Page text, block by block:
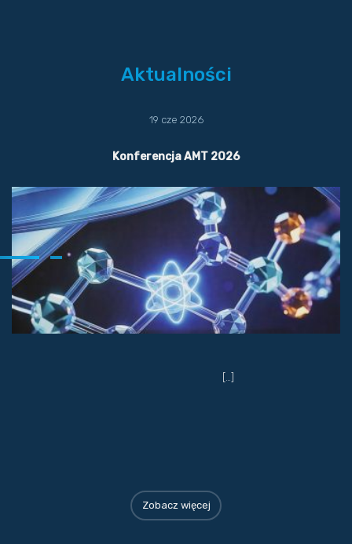
Aktualności
19 cze 2026
Konferencja AMT 2026
[…]
Zobacz więcej